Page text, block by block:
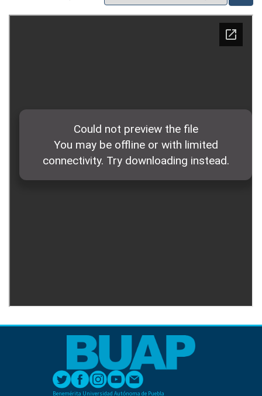
Benemérita Universidad Autónoma de Puebla